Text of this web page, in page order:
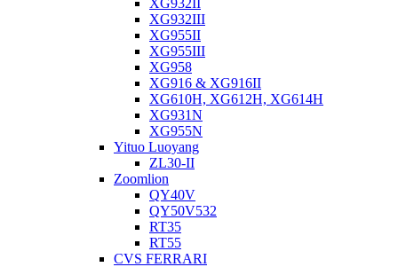
XG932II
XG932III
XG955II
XG955III
XG958
XG916 & XG916II
XG610H, XG612H, XG614H
XG931N
XG955N
Yituo Luoyang
ZL30-II
Zoomlion
QY40V
QY50V532
RT35
RT55
CVS FERRARI